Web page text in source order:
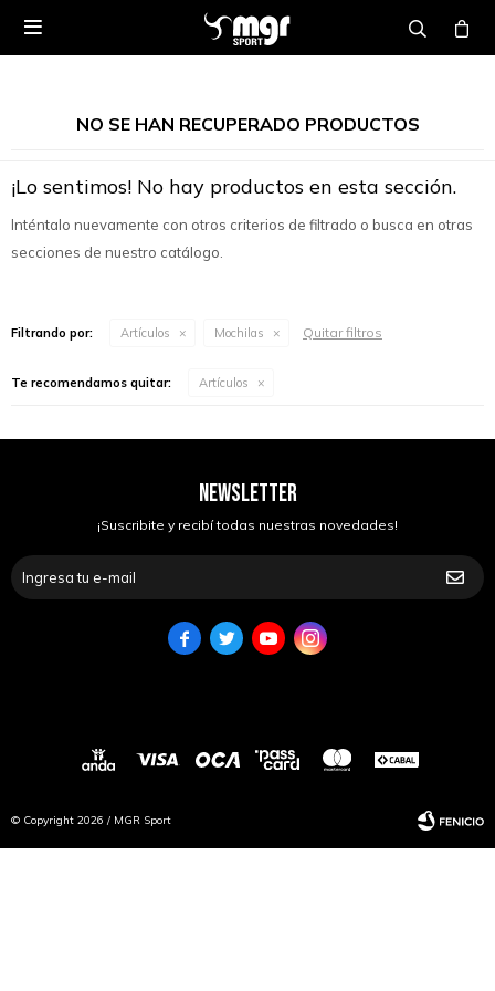

NO SE HAN RECUPERADO PRODUCTOS
¡Lo sentimos! No hay productos en esta sección.
Inténtalo nuevamente con otros criterios de filtrado o busca en otras
secciones de nuestro catálogo.
Filtrando por: Artículos Mochilas Quitar filtros
Te recomendamos quitar: Artículos
NEWSLETTER
¡Suscribite y recibí todas nuestras novedades!
   
© Copyright 2026 / MGR Sport